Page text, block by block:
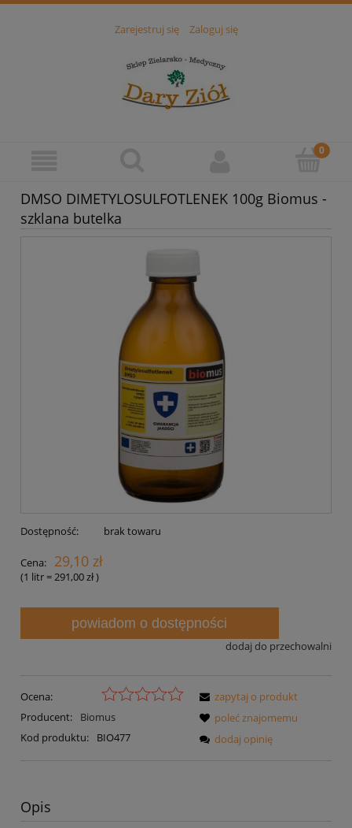
Zarejestruj się Zaloguj się
DMSO DIMETYLOSULFOTLENEK 100g Biomus -
szklana butelka
Dostępność: brak towaru
Cena: 29,10 zł
(1 litr=291,00 zł)
powiadom o dostępności
dodaj do przechowalni
Ocena:
Producent:
Biomus
Kod produktu:
BIO477
zapytaj o produkt
poleć znajomemu
dodaj opinię
Opis